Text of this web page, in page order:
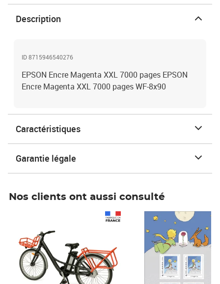
Description
ID 8715946540276
EPSON Encre Magenta XXL 7000 pages EPSON
Encre Magenta XXL 7000 pages WF-8x90
Caractéristiques
Garantie légale
Nos clients ont aussi consulté
Prix 7,50€